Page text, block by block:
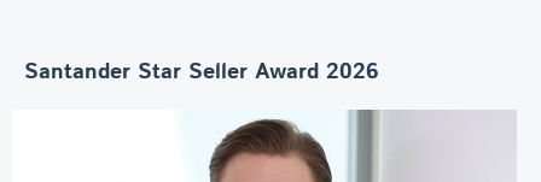
Santander Star Seller Award 2026